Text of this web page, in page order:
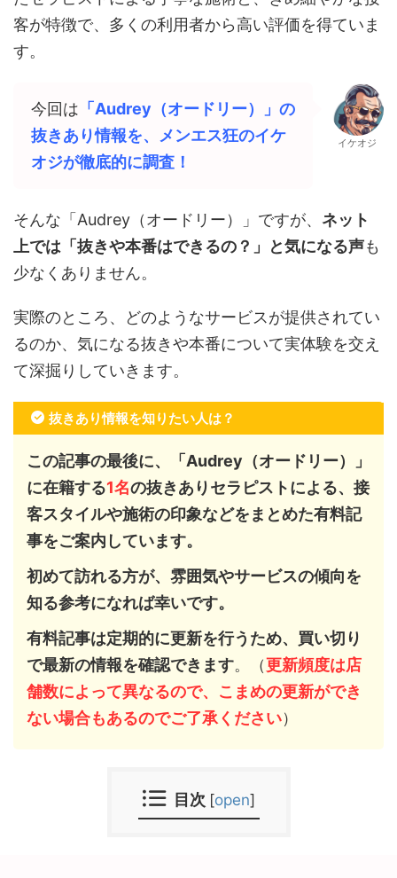
客が特徴で、多くの利用者から高い評価を得ていま
す。
今回は 「 Audrey（オードリー）
」の
抜きあり情報を、メンエス狂のイケ
オジが徹底的に調査！
イケオジ
そんな「 Audrey（オードリー） 」ですが、 ネット
上では「抜きや本番はできるの？」と気になる声も
少なくありません。
実際のところ、どのようなサービスが提供されてい
るのか、気になる抜きや本番について実体験を交え
て深掘りしていきます。
抜きあり情報を知りたい人は？
この記事の最後に、「 Audrey（オードリー）
」
に在籍する1名の抜きありセラピストによる、接
客スタイルや施術の印象などをまとめた有料記
事をご案内しています。
初めて訪れる方が、雰囲気やサービスの傾向を
知る参考になれば幸いです。
有料記事は定期的に更新を行うため、買い切り
で最新の情報を確認できます。（更新頻度は店
舗数によって異なるので、こまめの更新ができ
ない場合もあるのでご了承ください）
目次 [open]